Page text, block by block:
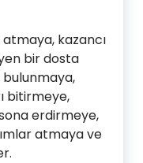
kazancı
bir dosta
bitirmeye,
erdirmeye,
atmaya ve